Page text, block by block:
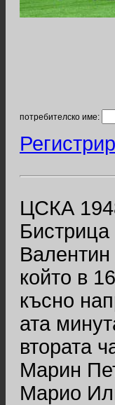
потребителско име:
ЦСКА
Бистрица
който в
късно
ата
втората
Марин
Марио